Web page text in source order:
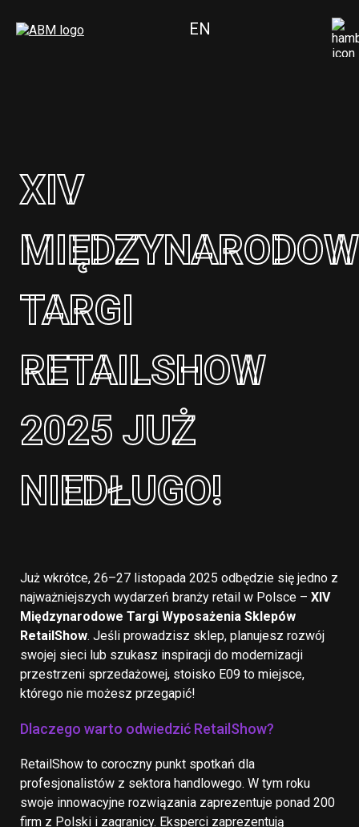
EN
XIV
TARGI
RETAILSHOW
2025 JUŻ
NIEDŁUGO!
Już wkrótce, 26–27 listopada 2025 odbędzie się jedno z
najważniejszych wydarzeń branży retail w Polsce – XIV
Międzynarodowe Targi Wyposażenia Sklepów
RetailShow. Jeśli prowadzisz sklep, planujesz rozwój
swojej sieci lub szukasz inspiracji do modernizacji
przestrzeni sprzedażowej, stoisko E09 to miejsce,
którego nie możesz przegapić!
Dlaczego warto odwiedzić RetailShow?
RetailShow to coroczny punkt spotkań dla
profesjonalistów z sektora handlowego. W tym roku
swoje innowacyjne rozwiązania zaprezentuje ponad 200
firm z Polski i zagranicy. Eksperci zaprezentują